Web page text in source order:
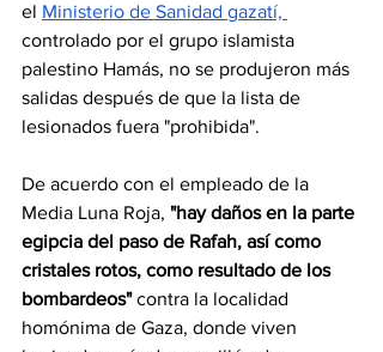
el Ministerio de Sanidad gazatí,
controlado por el grupo islamista
palestino Hamás, no se produjeron más
salidas después de que la lista de
lesionados fuera "prohibida".
De acuerdo con el empleado de la
Media Luna Roja, "hay daños en la parte
egipcia del paso de Rafah, así como
cristales rotos, como resultado de los
bombardeos" contra la localidad
homónima de Gaza, donde viven